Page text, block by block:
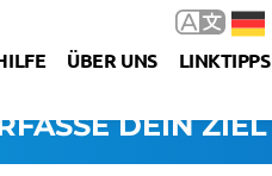
ÜBER UNS LINKTIPPS
DEIN ZIEL